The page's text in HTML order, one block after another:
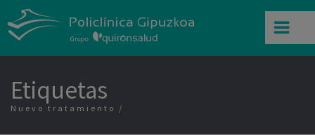
Etiquetas
Nuevo tratamiento